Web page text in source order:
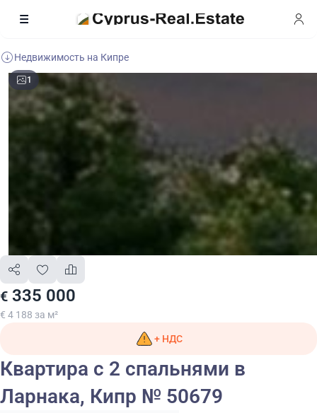
Недвижимость на Кипре
1
€ 335 000
€ 4 188 за м²
+ НДС
Квартира с 2 спальнями в
Ларнака, Кипр № 50679